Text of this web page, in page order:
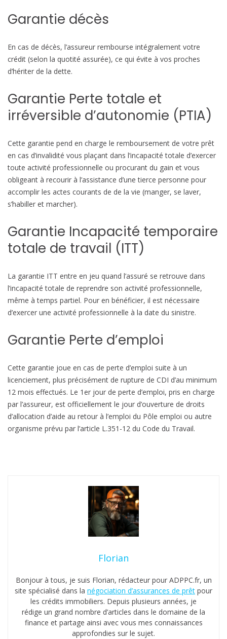
Garantie décès
En cas de décès, l’assureur rembourse intégralement votre
crédit (selon la quotité assurée), ce qui évite à vos proches
d’hériter de la dette.
Garantie Perte totale et
irréversible d’autonomie (PTIA)
Cette garantie pend en charge le remboursement de votre prêt
en cas d’invalidité vous plaçant dans l’incapacité totale d’exercer
toute activité professionnelle ou procurant du gain et vous
obligeant à recourir à l’assistance d’une tierce personne pour
accomplir les actes courants de de la vie (manger, se laver,
s’habiller et marcher).
Garantie Incapacité temporaire
totale de travail (ITT)
La garantie ITT entre en jeu quand l’assuré se retrouve dans
l’incapacité totale de reprendre son activité professionnelle,
même à temps partiel. Pour en bénéficier, il est nécessaire
d’exercer une activité professionnelle à la date du sinistre.
Garantie Perte d’emploi
Cette garantie joue en cas de perte d’emploi suite à un
licenciement, plus précisément de rupture de CDI d’au minimum
12 mois effectués. Le 1er jour de perte d’emploi, pris en charge
par l’assureur, est officiellement le jour d’ouverture de droits
d’allocation d’aide au retour à l’emploi du Pôle emploi ou autre
organisme prévu par l’article L.351-12 du Code du Travail.
Florian
Bonjour à tous, je suis Florian, rédacteur pour ADPPC.fr, un
site spécialisé dans la négociation d’assurances de prêt pour
les crédits immobiliers. Depuis plusieurs années, je
rédige un grand nombre d’articles dans le domaine de la
finance et partage ainsi avec vous mes connaissances
approfondies sur le sujet.